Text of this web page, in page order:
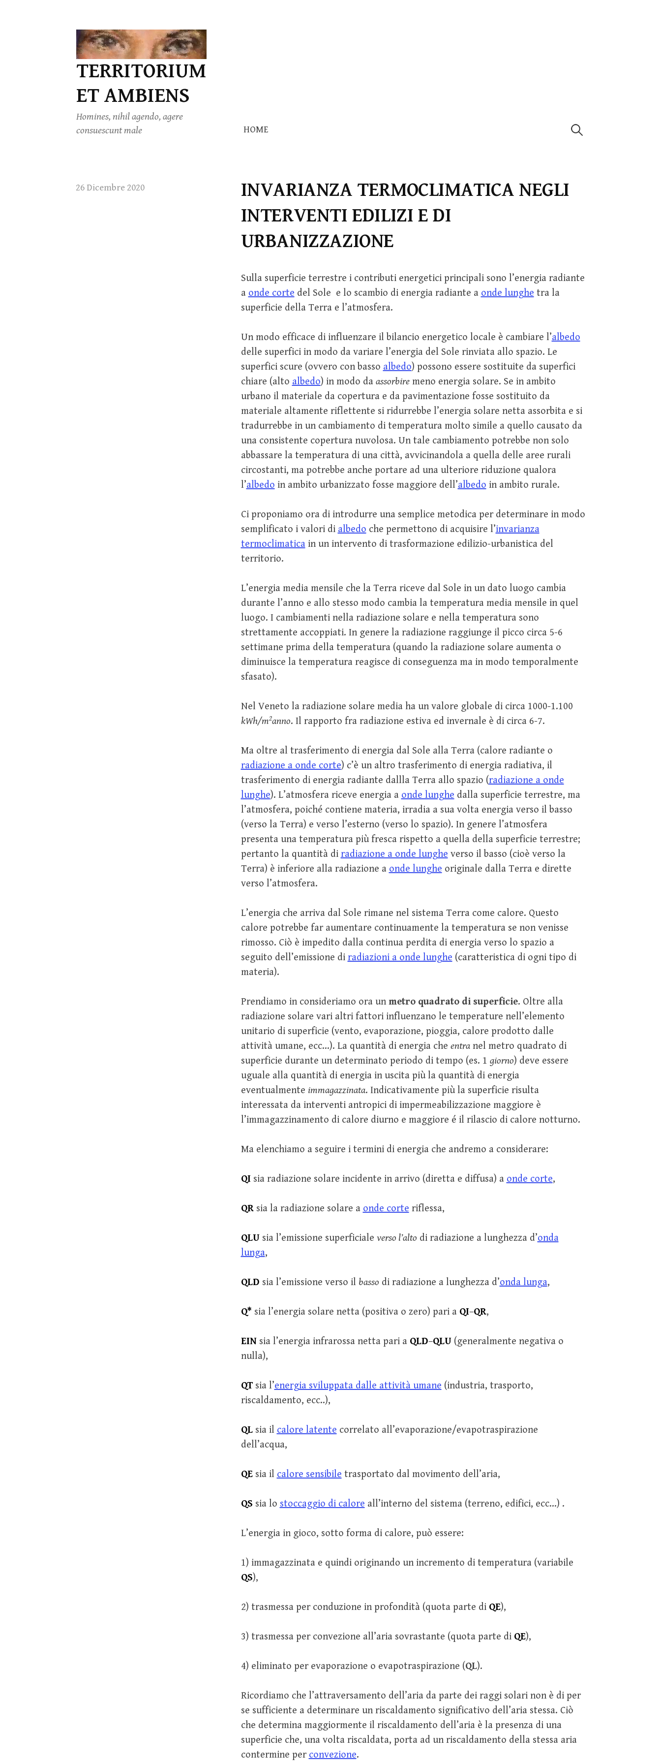
Skip
to
content
TERRITORIUM
ET AMBIENS
Homines, nihil agendo, agere
consuescunt male
HOME Ricerca
26 Dicembre 2020
INVARIANZA TERMOCLIMATICA NEGLI
INTERVENTI EDILIZI E DI
URBANIZZAZIONE
Sulla superficie terrestre i contributi energetici principali sono l’energia radiante
a onde corte del Sole e lo scambio di energia radiante a onde lunghe tra la
superficie della Terra e l’atmosfera.
Un modo efficace di influenzare il bilancio energetico locale è cambiare l’albedo
delle superfici in modo da variare l’energia del Sole rinviata allo spazio. Le
superfici scure (ovvero con basso albedo) possono essere sostituite da superfici
chiare (alto albedo) in modo da assorbiremeno energia solare. Se in ambito
urbano il materiale da copertura e da pavimentazione fosse sostituito da
materiale altamente riflettente si ridurrebbe l’energia solare netta assorbita e si
tradurrebbe in un cambiamento di temperatura molto simile a quello causato da
una consistente copertura nuvolosa. Un tale cambiamento potrebbe non solo
abbassare la temperatura di una città, avvicinandola a quella delle aree rurali
circostanti, ma potrebbe anche portare ad una ulteriore riduzione qualora
l’albedo in ambito urbanizzato fosse maggiore dell’albedo in ambito rurale.
Ci proponiamo ora di introdurre una semplice metodica per determinare in modo
semplificato i valori di albedo che permettono di acquisire l’invarianza
termoclimaticain un intervento di trasformazione edilizio-urbanistica del
territorio.
L’energia media mensile che la Terra riceve dal Sole in un dato luogo cambia
durante l’anno e allo stesso modo cambia la temperatura media mensile in quel
luogo. I cambiamenti nella radiazione solare e nella temperatura sono
strettamente accoppiati. In genere la radiazione raggiunge il picco circa 5-6
settimane prima della temperatura (quando la radiazione solare aumenta o
diminuisce la temperatura reagisce di conseguenza ma in modo temporalmente
sfasato).
Nel Veneto la radiazione solare media ha un valore globale di circa 1000-1.100
kWh/m2anno. Il rapporto fra radiazione estiva ed invernale è di circa 6-7.
Ma oltre al trasferimento di energia dal Sole alla Terra (calore radiante o
radiazione a onde corte) c’è un altro trasferimento di energia radiativa, il
trasferimento di energia radiante dallla Terra allo spazio (radiazione a onde
lunghe). L’atmosfera riceve energia a onde lunghe dalla superficie terrestre, ma
l’atmosfera, poiché contiene materia, irradia a sua volta energia verso il basso
(verso la Terra) e verso l’esterno (verso lo spazio). In genere l’atmosfera
presenta una temperatura più fresca rispetto a quella della superficie terrestre;
pertanto la quantità di radiazione a onde lunghe verso il basso (cioè verso la
Terra) è inferiore alla radiazione a onde lunghe originale dalla Terra e dirette
verso l’atmosfera.
L’energia che arriva dal Sole rimane nel sistema Terra come calore. Questo
calore potrebbe far aumentare continuamente la temperatura se non venisse
rimosso. Ciò è impedito dalla continua perdita di energia verso lo spazio a
seguito dell’emissione di radiazioni a onde lunghe (caratteristica di ogni tipo di
materia).
Prendiamo in consideriamo ora un metro quadrato di superficie. Oltre alla
radiazione solare vari altri fattori influenzano le temperature nell’elemento
unitario di superficie (vento, evaporazione, pioggia, calore prodotto dalle
attività umane, ecc…). La quantità di energia che entranel metro quadrato di
superficie durante un determinato periodo di tempo (es. 1 giorno) deve essere
uguale alla quantità di energia in uscita più la quantità di energia
eventualmente immagazzinata. Indicativamente più la superficie risulta
interessata da interventi antropici di impermeabilizzazione maggiore è
l’immagazzinamento di calore diurno e maggiore é il rilascio di calore notturno.
Ma elenchiamo a seguire i termini di energia che andremo a considerare:
QI sia radiazione solare incidente in arrivo (diretta e diffusa) a onde corte,
QRsia la radiazione solare a onde corte riflessa,
QLUsia l’emissione superficiale verso l’alto di radiazione a lunghezza d’onda
lunga,
QLD sia l’emissione verso il basso di radiazione a lunghezza d’onda lunga,
Q* sia l’energia solare netta (positiva o zero) pari a QI–QR,
EINsia l’energia infrarossa netta pari a QLD–QLU(generalmente negativa o
nulla),
QTsia l’energia sviluppata dalle attività umane (industria, trasporto,
riscaldamento, ecc..),
QLsia il calore latente correlato all’evaporazione/evapotraspirazione
dell’acqua,
QEsia il calore sensibile trasportato dal movimento dell’aria,
QS sia lo stoccaggio di calore all’interno del sistema (terreno, edifici, ecc…) .
L’energia in gioco, sotto forma di calore, può essere:
1) immagazzinata e quindi originando un incremento di temperatura (variabile
QS),
2) trasmessa per conduzione in profondità (quota parte di QE),
3) trasmessa per convezione all’aria sovrastante (quota parte di QE),
4) eliminato per evaporazione o evapotraspirazione (QL).
Ricordiamo che l’attraversamento dell’aria da parte dei raggi solari non è di per
se sufficiente a determinare un riscaldamento significativo dell’aria stessa. Ciò
che determina maggiormente il riscaldamento dell’aria è la presenza di una
superficie che, una volta riscaldata, porta ad un riscaldamento della stessa aria
contermine per convezione.